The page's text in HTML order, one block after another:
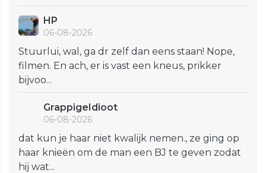
HP
06-08-2026
Stuurlui, wal, ga dr zelf dan eens staan! Nope,
filmen. En ach, er is vast een kneus, prikker
bijvoo...
GrappigeIdioot
06-08-2026
dat kun je haar niet kwalijk nemen., ze ging op
haar knieën om de man een BJ te geven zodat
hij wat...